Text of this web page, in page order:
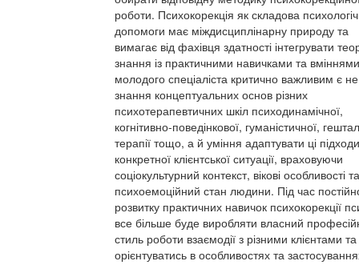
роботи. Психокорекція як складова
допомоги має міждисциплінарну природу та
вимагає від фахівця здатності інтегрувати
знання із практичними навичками та
молодого спеціаліста критично важливим є
знання концептуальних основ різних
психотерапевтичних шкіл психодинамічної,
когнітивно-поведінкової, гуманістичної,
терапії тощо, а й уміння адаптувати ці
конкретної клієнтської ситуації, враховуючи
соціокультурний контекст, вікові особливості та
психоемоційний стан людини. Під час
розвитку практичних навичок психокорекції
все більше буде виробляти власний
стиль роботи взаємодії з різними клієнтами
орієнтуватись в особливостях та